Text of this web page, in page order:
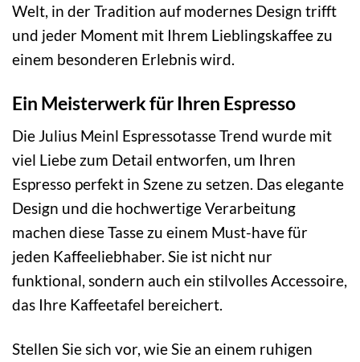
Welt, in der Tradition auf modernes Design trifft
und jeder Moment mit Ihrem Lieblingskaffee zu
einem besonderen Erlebnis wird.
Ein Meisterwerk für Ihren Espresso
Die Julius Meinl Espressotasse Trend wurde mit
viel Liebe zum Detail entworfen, um Ihren
Espresso perfekt in Szene zu setzen. Das elegante
Design und die hochwertige Verarbeitung
machen diese Tasse zu einem Must-have für
jeden Kaffeeliebhaber. Sie ist nicht nur
funktional, sondern auch ein stilvolles Accessoire,
das Ihre Kaffeetafel bereichert.
Stellen Sie sich vor, wie Sie an einem ruhigen